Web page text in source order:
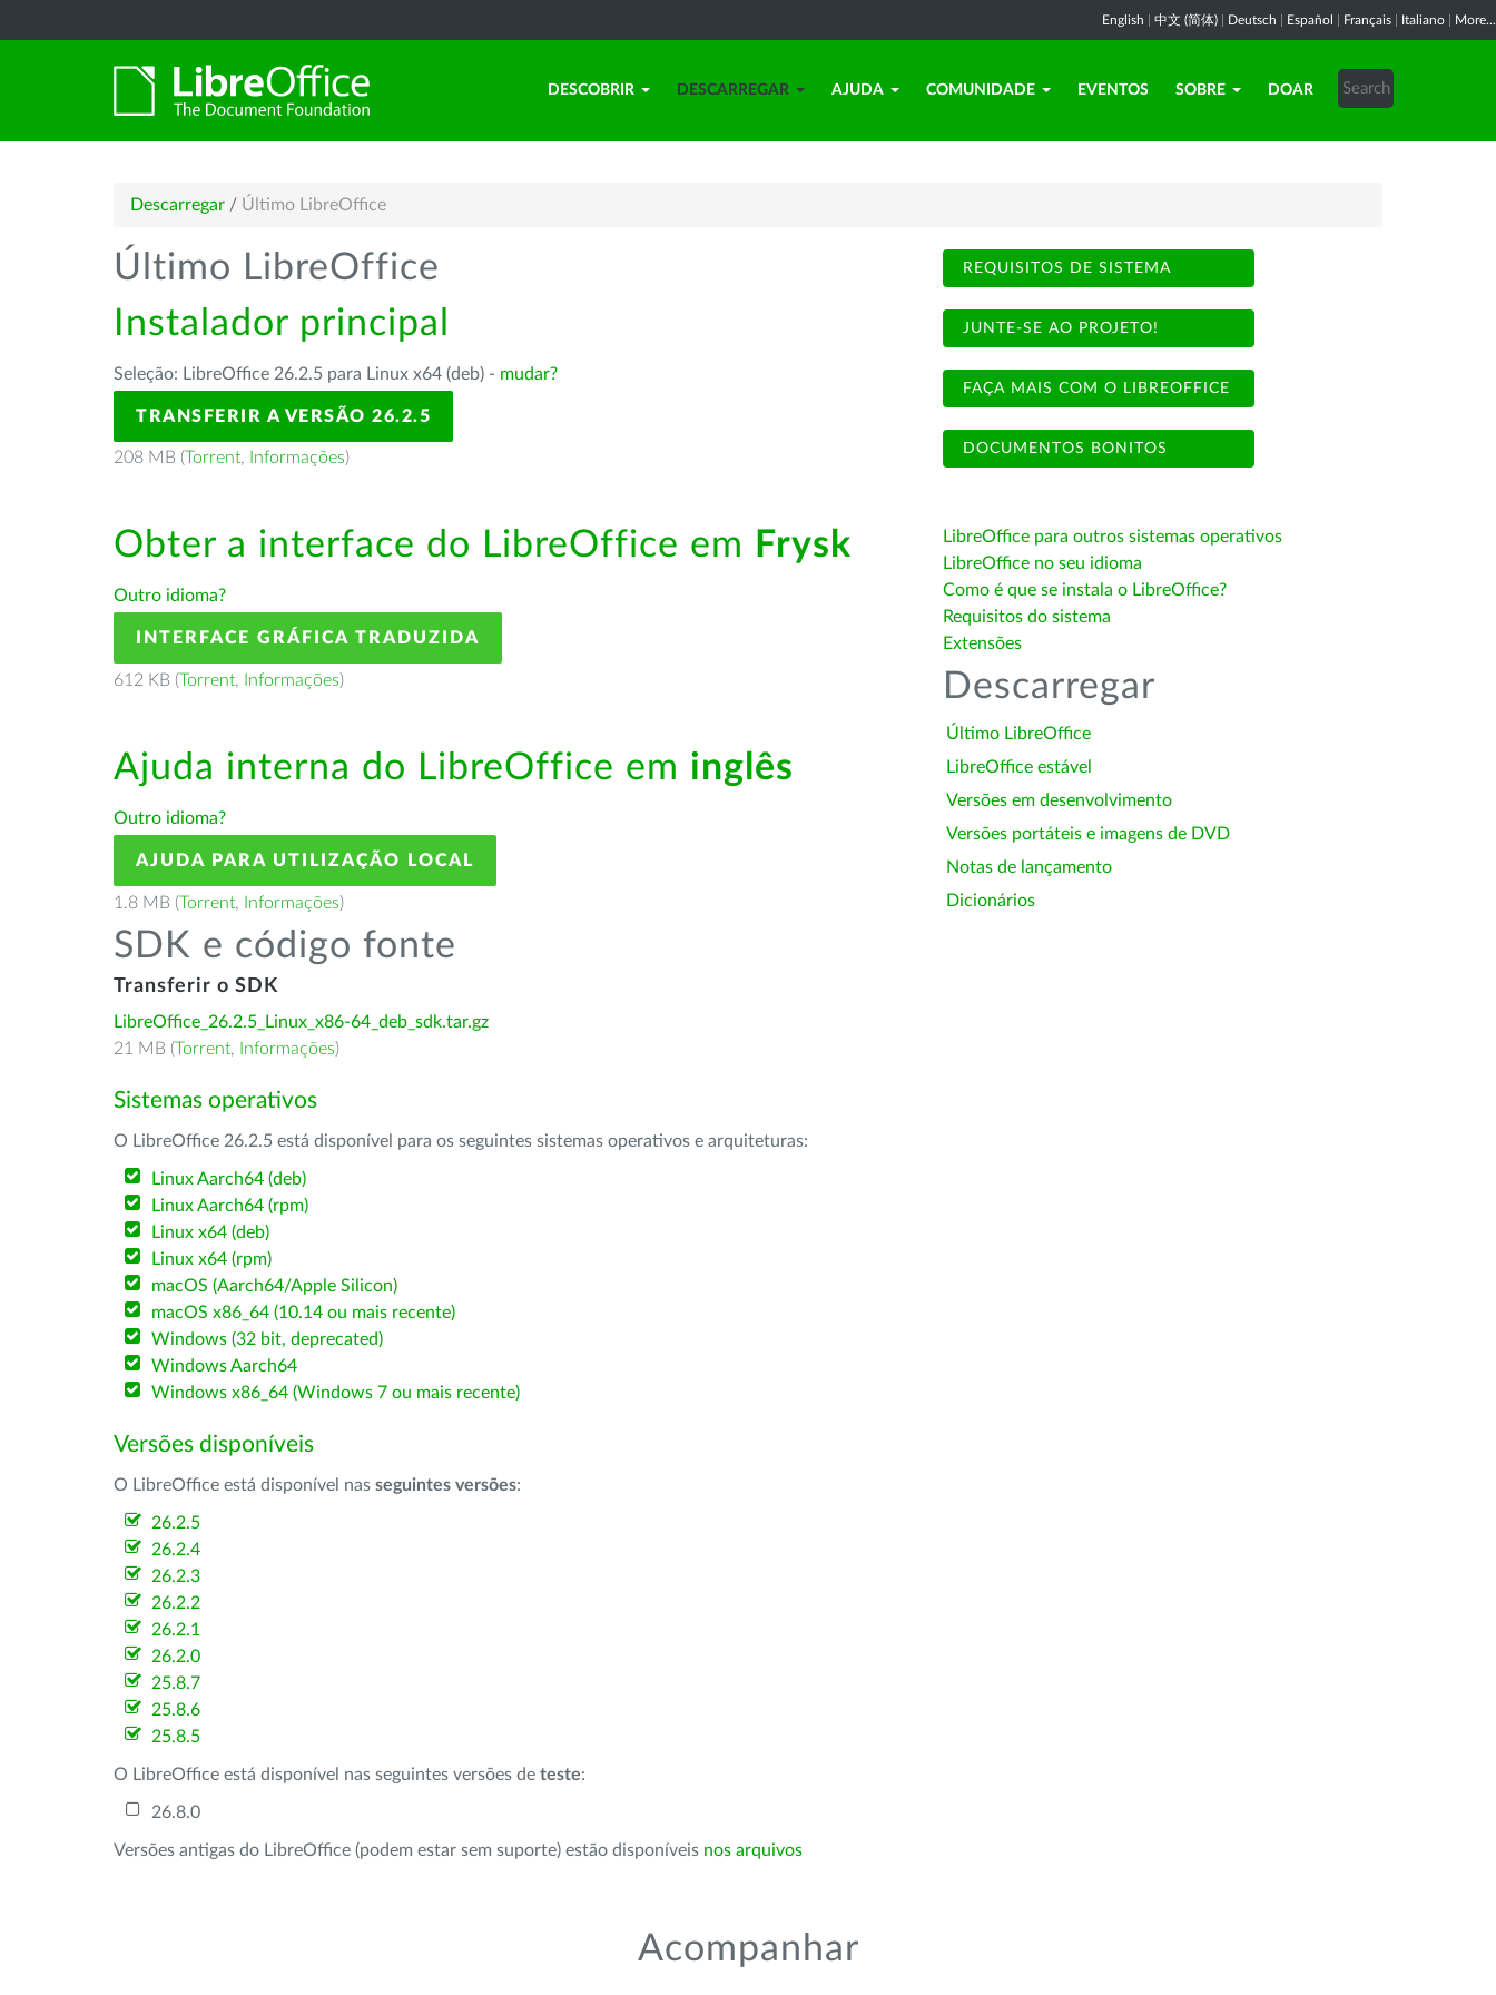
English 中文 (简体) Deutsch Español Français Italiano More...
DESCOBRIR DESCARREGAR AJUDA COMUNIDADE EVENTOS SOBRE DOAR
Descarregar / Último LibreOffice
Último LibreOffice
Instalador principal
Seleção: LibreOffice 26.2.5 para Linux x64 (deb) - mudar?
TRANSFERIR A VERSÃO 26.2.5
208 MB (Torrent, Informações)
Obter a interface do LibreOffice em Frysk
Outro idioma?
INTERFACE GRÁFICA TRADUZIDA
612 KB (Torrent, Informações)
Ajuda interna do LibreOffice em inglês
Outro idioma?
AJUDA PARA UTILIZAÇÃO LOCAL
1.8 MB (Torrent, Informações)
SDK e código fonte
Transferir o SDK
LibreOffice_26.2.5_Linux_x86-64_deb_sdk.tar.gz
21 MB (Torrent, Informações)
Sistemas operativos
O LibreOffice 26.2.5 está disponível para os seguintes sistemas operativos e arquiteturas:
Linux Aarch64 (deb)
Linux Aarch64 (rpm)
Linux x64 (deb)
Linux x64 (rpm)
macOS (Aarch64/Apple Silicon)
macOS x86_64 (10.14 ou mais recente)
Windows (32 bit, deprecated)
Windows Aarch64
Windows x86_64 (Windows 7 ou mais recente)
Versões disponíveis
O LibreOffice está disponível nas seguintes versões:
26.2.5
26.2.4
26.2.3
26.2.2
26.2.1
26.2.0
25.8.7
25.8.6
25.8.5
O LibreOffice está disponível nas seguintes versões de teste:
26.8.0
Versões antigas do LibreOffice (podem estar sem suporte) estão disponíveis nos arquivos
REQUISITOS DE SISTEMA
JUNTE-SE AO PROJETO!
FAÇA MAIS COM O LIBREOFFICE
DOCUMENTOS BONITOS
LibreOffice para outros sistemas operativos
LibreOffice no seu idioma
Como é que se instala o LibreOffice?
Requisitos do sistema
Extensões
Descarregar
Último LibreOffice
LibreOffice estável
Versões em desenvolvimento
Versões portáteis e imagens de DVD
Notas de lançamento
Dicionários
Acompanhar